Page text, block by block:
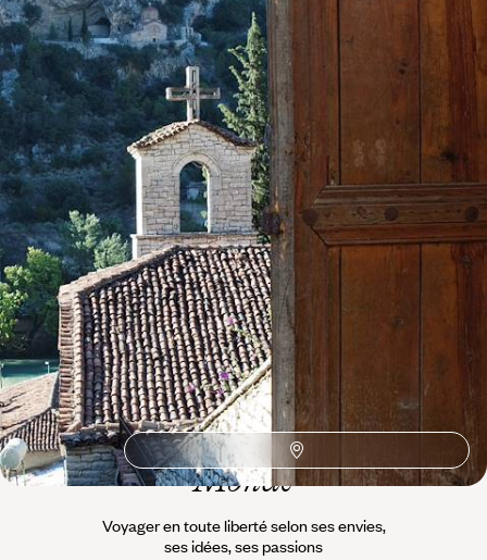
15 jours, de CHF 2300 à CHF 3300
Toutes nos suggestions de voyages en Macédoine (2)
Où voyager en Macédoine ?
UNESCO Skopje Road Trip
L’espritVoyageurs du
Monde
Voyager en toute liberté selon ses envies,
ses idées, ses passions